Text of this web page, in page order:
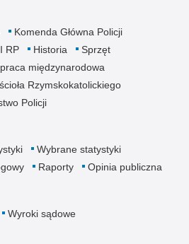
Komenda Główna Policji
RP Historia
Sprzęt
międzynarodowa
Rzymskokatolickiego
Policji
Wybrane statystyki
Raporty Opinia publiczna
Wyroki sądowe